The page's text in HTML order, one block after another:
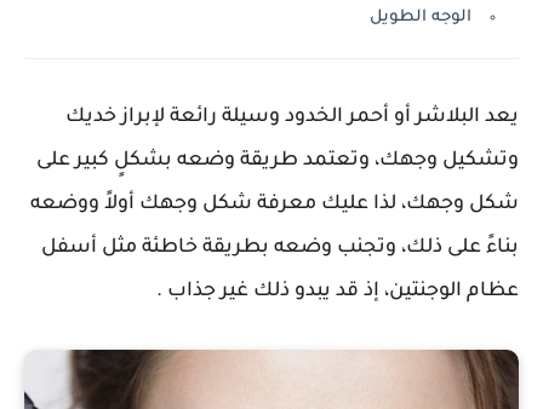
الوجه الطويل
يعد البلاشر أو أحمر الخدود وسيلة رائعة لإبراز خديك
وتشكيل وجهك، وتعتمد طريقة وضعه بشكلٍ كبير على
شكل وجهك، لذا عليك معرفة شكل وجهك أولاً ووضعه
بناءً على ذلك، وتجنب وضعه بطريقة خاطئة مثل أسفل
عظام الوجنتين، إذ قد يبدو ذلك غير جذاب .